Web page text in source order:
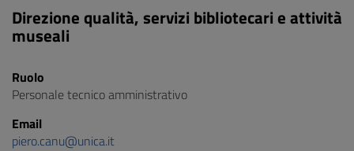
al
Footer
Direzione qualità, servizi bibliotecari e attività
museali
Ruolo
Personale tecnico amministrativo
Email
piero.canu@unica.it